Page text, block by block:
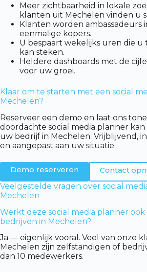
Meer zichtbaarheid in lokale
klanten uit Mechelen vinden u
Klanten worden ambassadeurs
eenmalige kopers.
U bespaart wekelijks uren die
kan steken.
Heldere dashboards met de
voor uw groei.
Klaar om te starten met een social
Mechelen?
Reserveer een demo en laat ons
doordachte social media planner
uw bedrijf in Mechelen. Vrijblijvend,
en aangepast aan uw situatie.
Demo reserveren
Contact
Veelgestelde vragen over social
Mechelen
Werkt deze social media planner
bedrijven in Mechelen?
Ja — eigenlijk vooral. Veel van onze
Mechelen zijn zelfstandigen of
dan 10 medewerkers.